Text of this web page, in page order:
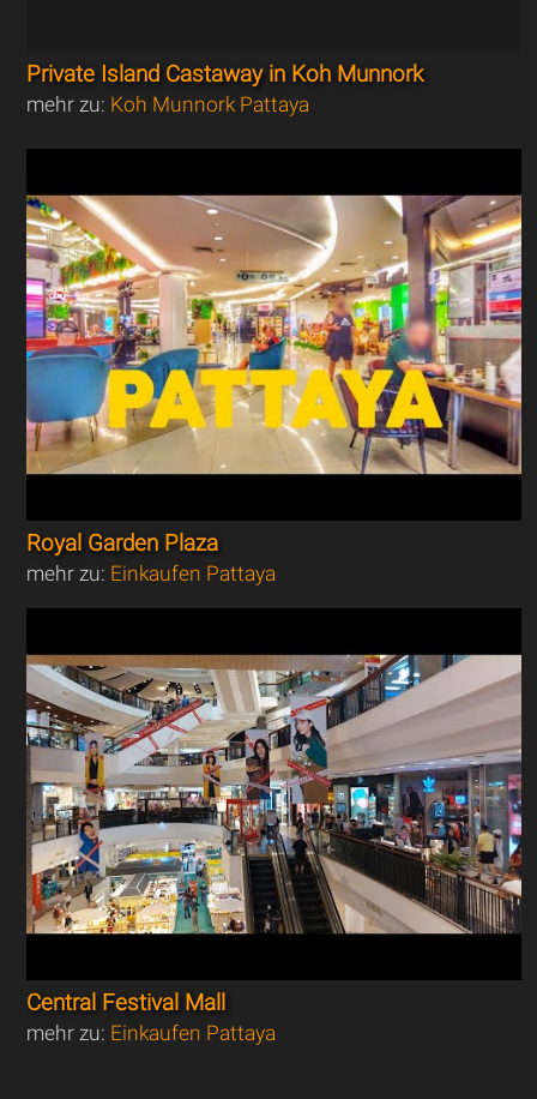
Private Island Castaway in Koh Munnork
mehr zu: Koh Munnork Pattaya
Royal Garden Plaza
mehr zu: Einkaufen Pattaya
Central Festival Mall
mehr zu: Einkaufen Pattaya